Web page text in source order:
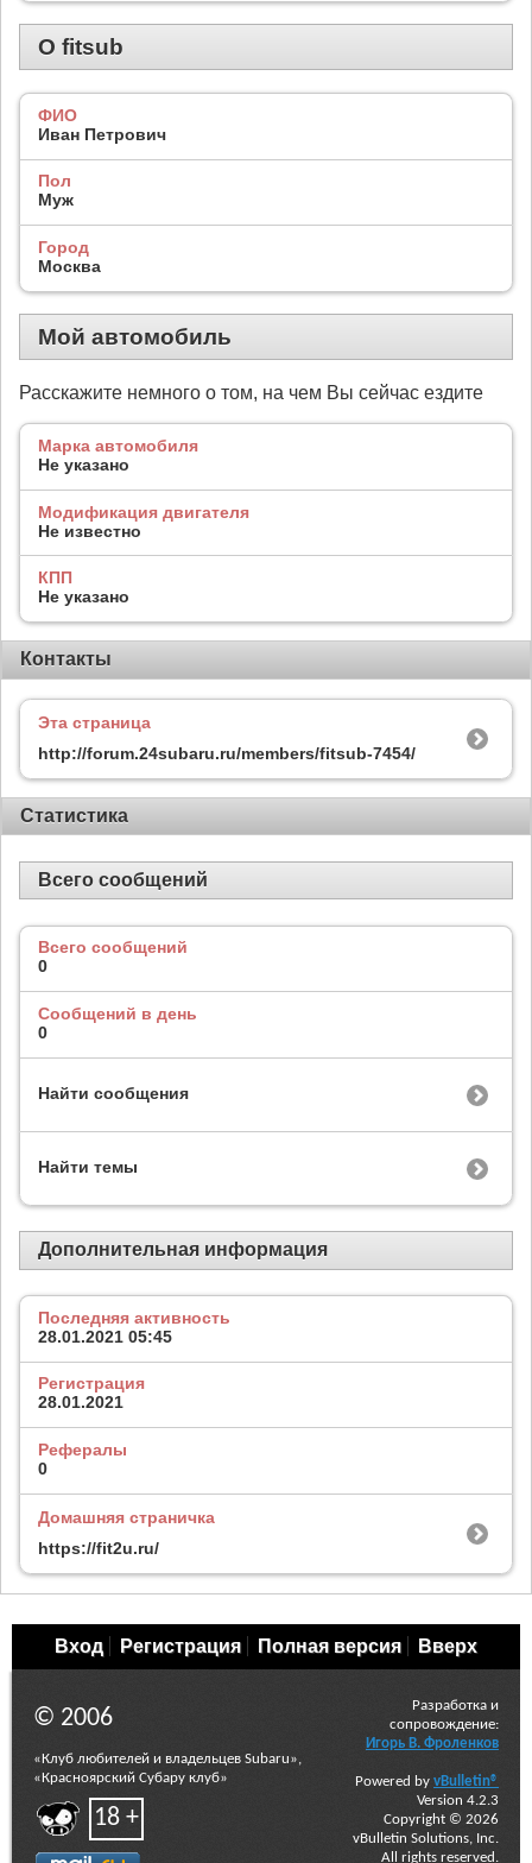
О fitsub
ФИО
Иван Петрович
Пол
Муж
Город
Москва
Мой автомобиль
Расскажите немного о том, на чем Вы сейчас ездите
Марка автомобиля
Не указано
Модификация двигателя
Не известно
КПП
Не указано
Контакты
Эта страница
http://forum.24subaru.ru/members/fitsub-7454/
Статистика
Всего сообщений
Всего сообщений
0
Сообщений в день
0
Найти сообщения
Найти темы
Дополнительная информация
Последняя активность
28.01.2021 05:45
Регистрация
28.01.2021
Рефералы
0
Домашняя страничка
https://fit2u.ru/
Вход Регистрация Полная версия Вверх
© 2006
«Клуб любителей и владельцев Subaru»,
«Красноярский Субару клуб»
18 +
Разработка и
сопровождение:
Игорь В. Фроленков
Powered by vBulletin®
Version 4.2.3
Copyright © 2026
vBulletin Solutions, Inc.
All rights reserved.